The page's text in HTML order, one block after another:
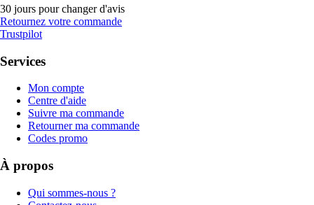
30 jours pour changer d'avis
Retournez votre commande
Trustpilot
Services
Mon compte
Centre d'aide
Suivre ma commande
Retourner ma commande
Codes promo
À propos
Qui sommes-nous ?